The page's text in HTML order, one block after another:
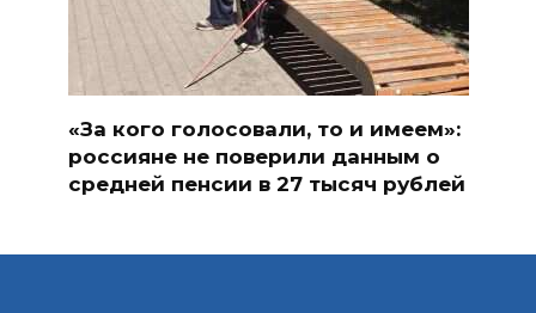
«За кого голосовали, то и имеем»:
россияне не поверили данным о
средней пенсии в 27 тысяч рублей